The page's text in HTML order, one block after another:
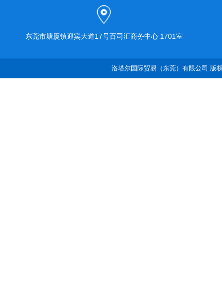
东莞市塘厦镇迎宾大道17号百司汇商务中心 1701室
洛塔尔国际贸易（东莞）有限公司 版